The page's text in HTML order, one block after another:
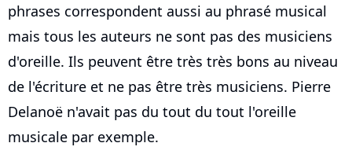
phrases correspondent aussi au phrasé musical
mais tous les auteurs ne sont pas des musiciens
d'oreille. Ils peuvent être très très bons au niveau
de l'écriture et ne pas être très musiciens. Pierre
Delanoë n'avait pas du tout du tout l'oreille
musicale par exemple.